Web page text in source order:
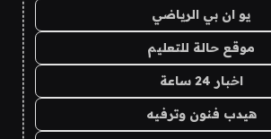
يو ان بي الرياضي
موقع حالة للتعليم
اخبار 24 ساعة
هيدب فنون وترفيه